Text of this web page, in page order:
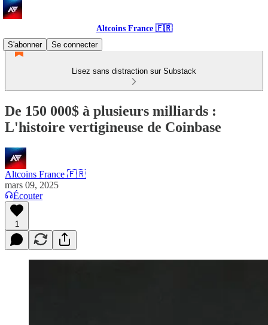
Altcoins France 🇫🇷
S'abonner
Se connecter
Lisez sans distraction sur Substack
De 150 000$ à plusieurs milliards :
L'histoire vertigineuse de Coinbase
Altcoins France 🇫🇷
mars 09, 2025
Écouter
1